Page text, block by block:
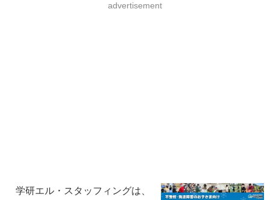
advertisement
学研エル・スタッフィングは、